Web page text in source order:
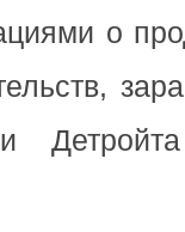
о
Детройта